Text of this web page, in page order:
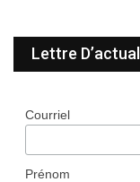
Lettre
Courriel
Prénom